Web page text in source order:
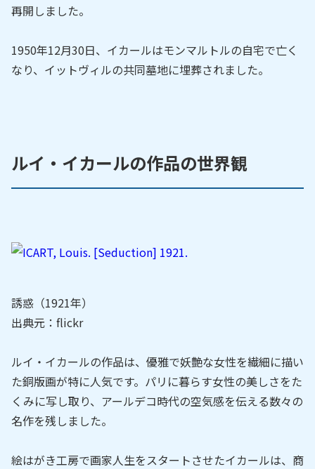
再開しました。
1950年12月30日、イカールはモンマルトルの自宅で亡く
なり、イットヴィルの共同墓地に埋葬されました。
ルイ・イカールの作品の世界観
誘惑（1921年）
出典元：flickr
ルイ・イカールの作品は、優雅で妖艶な女性を繊細に描い
た銅版画が特に人気です。パリに暮らす女性の美しさをた
くみに写し取り、アールデコ時代の空気感を伝える数々の
名作を残しました。
絵はがき工房で画家人生をスタートさせたイカールは、商